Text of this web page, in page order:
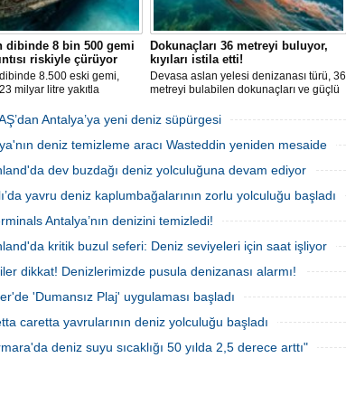
dibinde 8 bin 500 gemi
riskiyle çürüyor
8.500 eski gemi,
milyar litre yakıtla
olası petrol sızıntılarının
için büyük bir tehdit
belirtiyor.
Dokunaçları 36 metreyi buluyor,
kıyıları istila etti!
Devasa aslan yelesi denizanası türü, 36
metreyi bulabilen dokunaçları ve güçlü
akıntıların bu olağan dışı yoğunluğa
neden olduğunu belirtiyor.
Antalya’ya yeni deniz süpürgesi
deniz temizleme aracı Wasteddin yeniden mesaide
dev buzdağı deniz yolculuğuna devam ediyor
yavru deniz kaplumbağalarının zorlu yolculuğu başladı
Antalya’nın denizini temizledi!
kritik buzul seferi: Deniz seviyeleri için saat işliyor
dikkat! Denizlerimizde pusula denizanası alarmı!
'Dumansız Plaj' uygulaması başladı
caretta yavrularının deniz yolculuğu başladı
deniz suyu sıcaklığı 50 yılda 2,5 derece arttı"